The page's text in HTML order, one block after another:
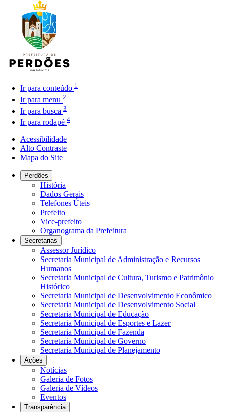
Ir para conteúdo 1
Ir para menu 2
Ir para busca 3
Ir para rodapé 4
Acessibilidade
Alto Contraste
Mapa do Site
Perdões
História
Dados Gerais
Telefones Úteis
Prefeito
Vice-prefeito
Organograma da Prefeitura
Secretarias
Assessor Jurídico
Secretaria Municipal de Administração e Recursos
Humanos
Secretaria Municipal de Cultura, Turismo e Patrimônio
Histórico
Secretaria Municipal de Desenvolvimento Econômico
Secretaria Municipal de Desenvolvimento Social
Secretaria Municipal de Educação
Secretaria Municipal de Esportes e Lazer
Secretaria Municipal de Fazenda
Secretaria Municipal de Governo
Secretaria Municipal de Planejamento
Ações
Notícias
Galeria de Fotos
Galeria de Vídeos
Eventos
Transparência